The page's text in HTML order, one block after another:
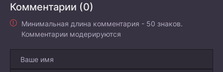
Комментарии (0)
Минимальная длина комментария - 50 знаков.
Комментарии модерируются